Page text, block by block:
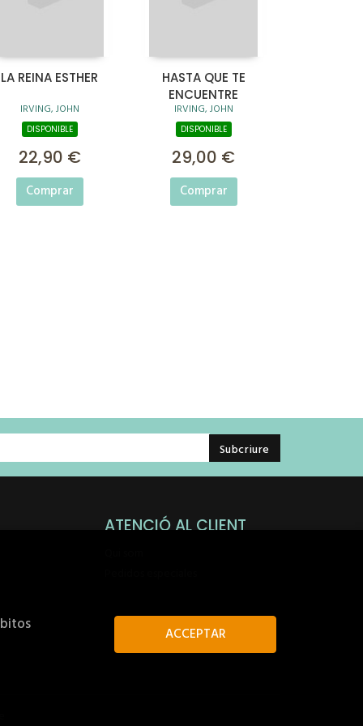
LA REINA ESTHER
IRVING, JOHN
DISPONIBLE
22,90 €
Comprar
HASTA QUE TE
ENCUENTRE
IRVING, JOHN
DISPONIBLE
29,00 €
Comprar
ATENCIÓ AL CLIENT
ACCEPTAR